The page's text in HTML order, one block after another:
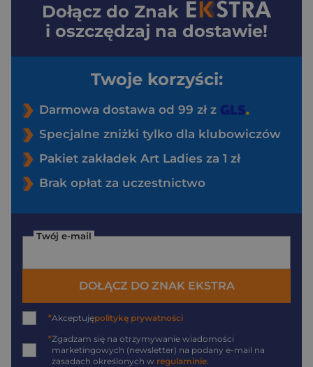
Dołącz do Znak
i oszczędzaj na dostawie!
Twoje korzyści:
Darmowa dostawa od 99 zł z
Specjalne zniżki tylko dla klubowiczów
Pakiet zakładek Art Ladies za 1 zł
Brak opłat za uczestnictwo
Twój e-mail
DOŁĄCZ DO ZNAK EKSTRA
*Akceptujępolitykę prywatności
*Zgadzam się na otrzymywanie wiadomości
marketingowych (newsletter) na podany e-mail na
zasadach określonych w regulaminie